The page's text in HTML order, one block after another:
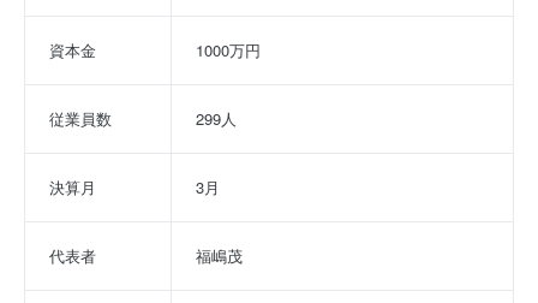
資本金 1000万円
従業員数 299人
決算月 3月
代表者 福嶋茂